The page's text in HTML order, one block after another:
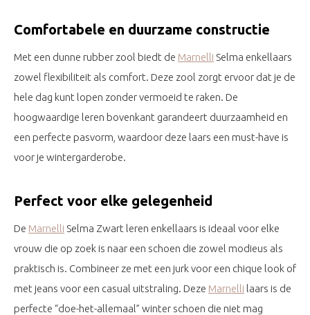
Comfortabele en duurzame constructie
Met een dunne rubber zool biedt de Marnelli Selma enkellaars
zowel flexibiliteit als comfort. Deze zool zorgt ervoor dat je de
hele dag kunt lopen zonder vermoeid te raken. De
hoogwaardige leren bovenkant garandeert duurzaamheid en
een perfecte pasvorm, waardoor deze laars een must-have is
voor je wintergarderobe.
Perfect voor elke gelegenheid
De Marnelli Selma Zwart leren enkellaars is ideaal voor elke
vrouw die op zoek is naar een schoen die zowel modieus als
praktisch is. Combineer ze met een jurk voor een chique look of
met jeans voor een casual uitstraling. Deze Marnelli laars is de
perfecte “doe-het-allemaal” winter schoen die niet mag